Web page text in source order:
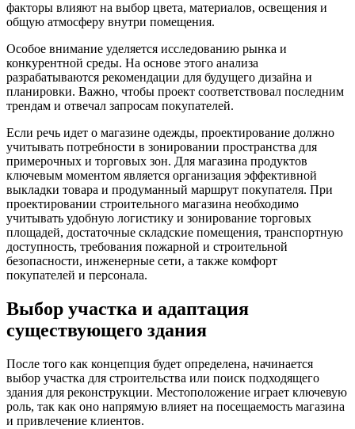
факторы влияют на выбор цвета, материалов, освещения и
общую атмосферу внутри помещения.
Особое внимание уделяется исследованию рынка и
конкурентной среды. На основе этого анализа
разрабатываются рекомендации для будущего дизайна и
планировки. Важно, чтобы проект соответствовал последним
трендам и отвечал запросам покупателей.
Если речь идет о магазине одежды, проектирование должно
учитывать потребности в зонировании пространства для
примерочных и торговых зон. Для магазина продуктов
ключевым моментом является организация эффективной
выкладки товара и продуманный маршрут покупателя. При
проектировании строительного магазина необходимо
учитывать удобную логистику и зонирование торговых
площадей, достаточные складские помещения, транспортную
доступность, требования пожарной и строительной
безопасности, инженерные сети, а также комфорт
покупателей и персонала.
Выбор участка и адаптация
существующего здания
После того как концепция будет определена, начинается
выбор участка для строительства или поиск подходящего
здания для реконструкции. Местоположение играет ключевую
роль, так как оно напрямую влияет на посещаемость магазина
и привлечение клиентов.